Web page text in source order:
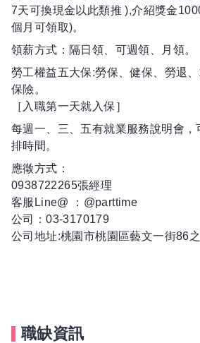
7天可換現金以此類推 ),介紹獎金
個月可領取)。
領薪方式：隔日領、可週領、月領。
勞工權益五大保:勞保、健保、勞退
保險。
［入職第一天就入保］
每週一、三、五有就業服務說明會
排時間。
應徵方式：
0938722265張經理
客服Line@ ：@parttime
公司：03-3170179
公司地址:桃園市桃園區藝文一街86
職缺資訊